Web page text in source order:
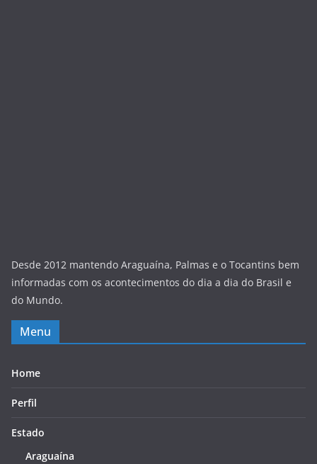
Desde 2012 mantendo Araguaína, Palmas e o Tocantins bem
informadas com os acontecimentos do dia a dia do Brasil e
do Mundo.
Menu
Home
Perfil
Estado
Araguaína